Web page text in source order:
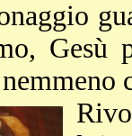
Gesù